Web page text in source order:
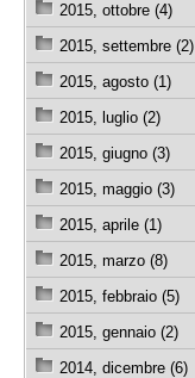
2015, ottobre (4)
2015, settembre (2)
2015, agosto (1)
2015, luglio (2)
2015, giugno (3)
2015, maggio (3)
2015, aprile (1)
2015, marzo (8)
2015, febbraio (5)
2015, gennaio (2)
2014, dicembre (6)